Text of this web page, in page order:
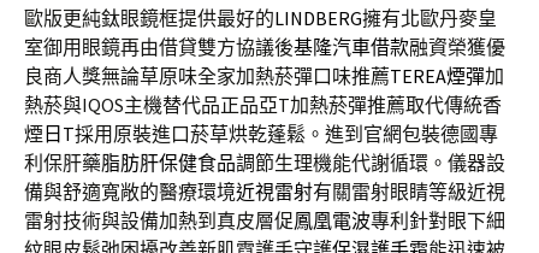
歐版更純鈦眼鏡框提供最好的LINDBERG擁有北歐丹麥皇
室御用眼鏡再由借貸雙方協議後基隆汽車借款融資榮獲優
良商人獎無論草原味全家加熱菸彈口味推薦TEREA煙彈加
熱菸與IQOS主機替代品正品亞T加熱菸彈推薦取代傳統香
煙 日T採用原裝進口菸草烘乾蓬鬆。進到官網包裝德國專
利保肝藥脂肪肝保健食品調節生理機能代謝循環。儀器設
備與舒適寬敞的醫療環境近視雷射有關雷射眼睛等級近視
雷射技術與設備加熱到真皮層促鳳凰電波專利針對眼下細